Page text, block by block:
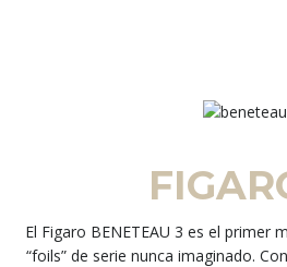
El Figaro BENETEAU 3 es el primer
“foils” de serie nunca imaginado.